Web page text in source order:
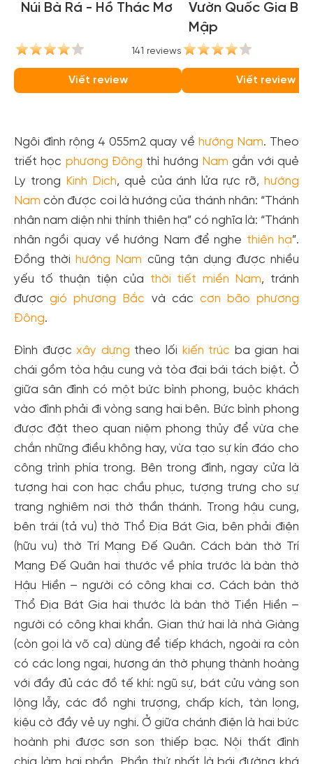
Núi Bà Rá - Hồ Thác Mơ
141 reviews
Viết review
Vườn Quốc Gia Bù
Mập
Viết review
Ngôi đình rộng 4 055m2 quay về hướng Nam. Theo
triết học phương Đông thì hướng Nam gắn với quẻ
Ly trong
Kinh Dịch, quẻ của ánh lửa rực rỡ, hướng
Nam còn được coi là hướng của thánh nhân: “Thánh
nhân nam diện nhi thính thiên hạ” có nghĩa là: “Thánh
nhân ngồi quay về hướng Nam để nghe thiên hạ”.
Đồng thời hướng Nam cũng tận dụng được nhiều
yếu tố thuận tiện của thời tiết miền Nam, tránh
đượcgió phương Bắc và các cơn bão phương
Đông.
Đình đượcxây dựng theo lối kiến trúc ba gian hai
chái gồm tòa hậu cung và tòa đại bái tách biệt. Ở
giữa sân đình có một bức bình phong, buộc khách
vào đình phải đi vòng sang hai bên. Bức bình phong
được đặt theo quan niệm phong thủy để vừa che
chắn những điều không hay, vừa tạo sự kín đáo cho
công trình phía trong. Bên trong đình, ngay cửa là
tượng hai con hạc chầu phục, tượng trưng cho sự
trang nghiêm nơi thờ thần thánh. Trong hậu cung,
bên trái (tả vu) thờ Thổ Địa Bát Gia, bên phải điện
(hữu vu) thờ Trí Mạng Đế Quân. Cách bàn thờ Trí
Mạng Đế Quân hai thước về phía trước là bàn thờ
Hậu Hiền – người có công khai cơ. Cách bàn thờ
Thổ Địa Bát Gia hai thước là bàn thờ Tiền Hiền –
người có công khai khẩn. Gian thứ hai là nhà Giàng
(còn gọi là võ ca) dùng để tiếp khách, ngoài ra còn
có các long ngai, hương án thờ phụng thành hoàng
với đầy đủ các đồ tế khí: ngũ sự, bát cửu vàng son
lộng lẫy, các đồ nghi trượng, chấp kích, tàn lọng,
kiệu cờ đầy vẻ uy nghi. Ở giữa chánh điện là hai bức
hoành phi được sơn son thiếp bạc. Nội thất đình